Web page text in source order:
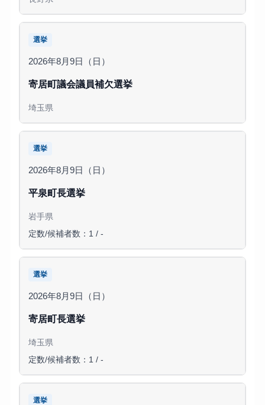
選挙
2026年8月9日（日）
寄居町議会議員補欠選挙
埼玉県
選挙
2026年8月9日（日）
平泉町長選挙
岩手県
定数/候補者数：1 / -
選挙
2026年8月9日（日）
寄居町長選挙
埼玉県
定数/候補者数：1 / -
選挙